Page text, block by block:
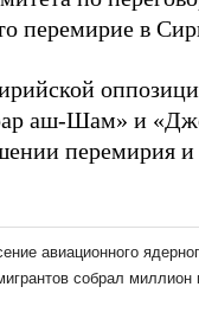
перемирие в
аш-Шам» и
перемирия